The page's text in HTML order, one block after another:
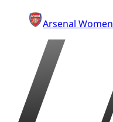
Arsenal Women